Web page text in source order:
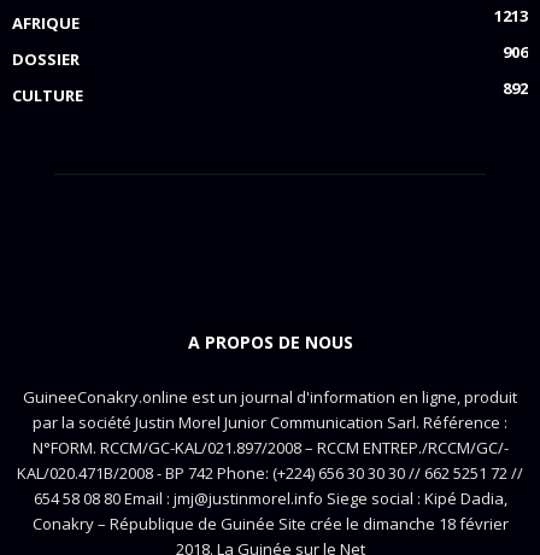
AFRIQUE
1213
DOSSIER
906
CULTURE
892
A PROPOS DE NOUS
GuineeConakry.online est un journal d'information en ligne, produit
par la société Justin Morel Junior Communication Sarl. Référence :
N°FORM. RCCM/GC-KAL/021.897/2008 – RCCM ENTREP./RCCM/GC/-
KAL/020.471B/2008 - BP 742 Phone: (+224) 656 30 30 30 // 662 5251 72 //
654 58 08 80 Email : jmj@justinmorel.info Siege social : Kipé Dadia,
Conakry – République de Guinée Site crée le dimanche 18 février
2018. La Guinée sur le Net